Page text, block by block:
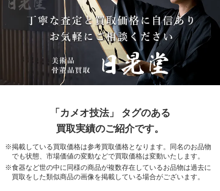
「カメオ技法」
タグのある
買取実績のご紹介です。
※掲載している買取価格は参考買取価格となります。同名のお品物
でも状態、市場価値の変動などで買取価格は変動いたします。
※食器など世の中に同様の商品が複数存在しているお品物は過去に
買取をした類似商品の画像を掲載している場合がございます。